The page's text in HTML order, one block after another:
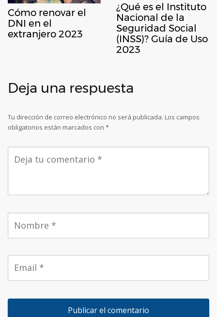
Cómo renovar el
DNI en el
extranjero 2023
¿Qué es el Instituto
Nacional de la
Seguridad Social
(INSS)? Guía de Uso
2023
Deja una respuesta
Tu dirección de correo electrónico no será publicada. Los campos
obligatorios están marcados con *